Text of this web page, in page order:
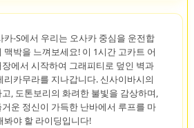
카-S에서 우리는 오사카 중심을 운전합
박을 느껴보세요! 이 1시간 고카트 어
에서 시작하여 그래피티로 덮인 벽과
리카무라를 지나갑니다. 신사이바시의
, 도톤보리의 화려한 불빛을 감상하며,
운 정신이 가득한 난바에서 루프를 마
봐야 할 라이딩입니다!